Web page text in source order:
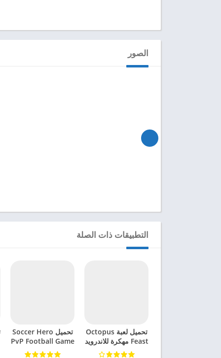
الصور
التطبيقات ذات الصلة
تحميل لعبة Octopus
Feast مهكرة للاندرويد
2024
تحميل Soccer Hero
PvP Football Game
مهكرة للاندرويد 2024